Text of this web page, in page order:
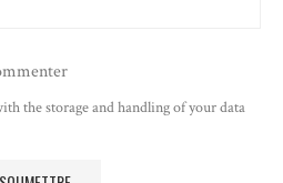
the storage and handling of your data